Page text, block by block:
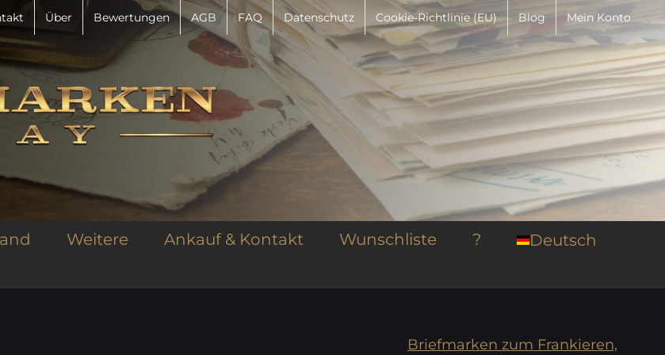
Über Bewertungen AGB FAQ Datenschutz Cookie-Richtlinie (EU) Blog Mein Konto
Weitere Ankauf & Kontakt Wunschliste ? Deutsch
Briefmarken zum Frankieren,